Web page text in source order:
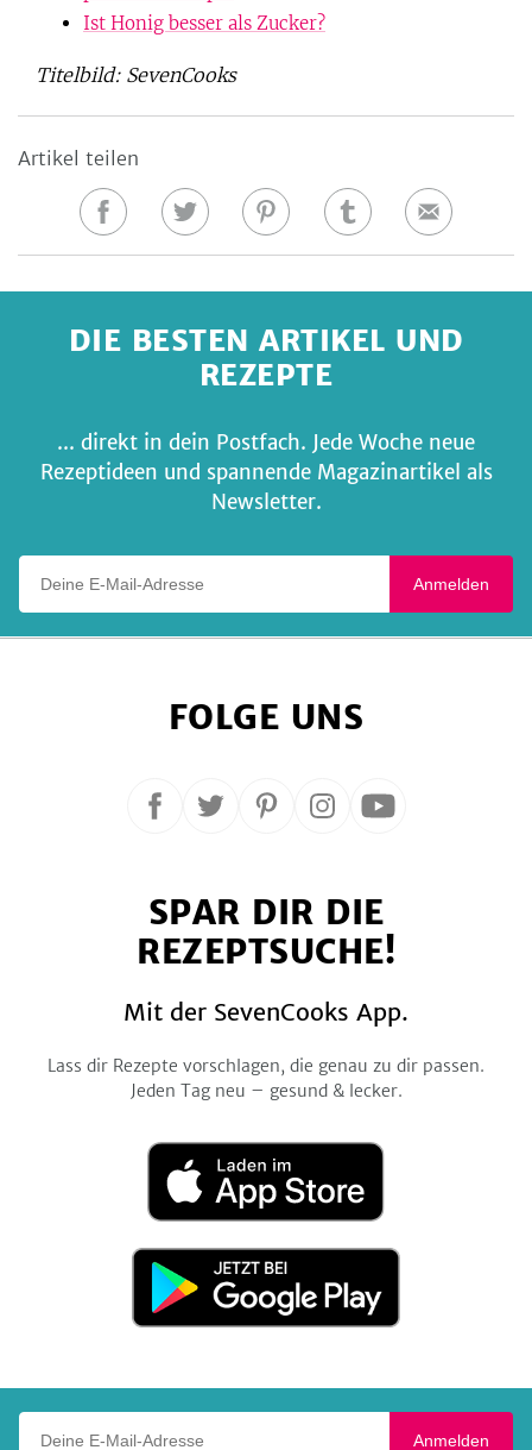
Ist Honig besser als Zucker?
Titelbild: SevenCooks
Artikel teilen
Auf
teilen
Auf
teilen
Auf
teilen
Auf
teilen
E-
DIE BESTEN ARTIKEL UND
REZEPTE
... direkt in dein Postfach. Jede Woche neue
Rezeptideen und spannende Magazinartikel als
Newsletter.
Anmelden
FOLGE UNS
Folge
Facebook
Folge
Twitter
Folge
Pinterest
Folge
Instagram
Folge
YouTube
SPAR DIR DIE
REZEPTSUCHE!
Mit der SevenCooks App.
Lass dir Rezepte vorschlagen, die genau zu dir passen.
Jeden Tag neu – gesund & lecker.
Laden
im
App
Jetzt
Google
Anmelden